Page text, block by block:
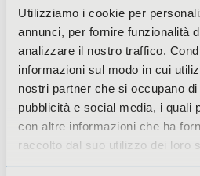
Utilizziamo i cookie per
annunci, per fornire funzionalità
analizzare il nostro traffico.
informazioni sul modo in cui
nostri partner che si occupano di
pubblicità e social media, i quali
con altre informazioni che ha
raccolto dal suo utilizzo dei loro
Regione Lombardia-
certificazione della